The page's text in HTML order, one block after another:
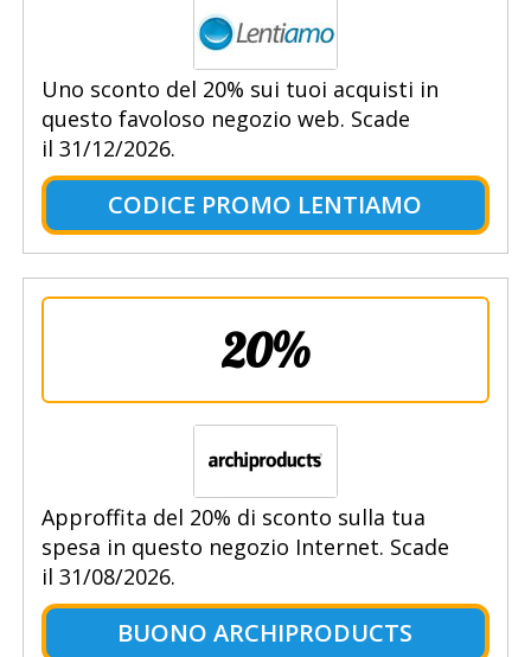
Uno sconto del 20% sui tuoi acquisti in
questo favoloso negozio web. Scade
il 31/12/2026.
CODICE PROMO LENTIAMO
20%
Approffita del 20% di sconto sulla tua
spesa in questo negozio Internet. Scade
il 31/08/2026.
BUONO ARCHIPRODUCTS